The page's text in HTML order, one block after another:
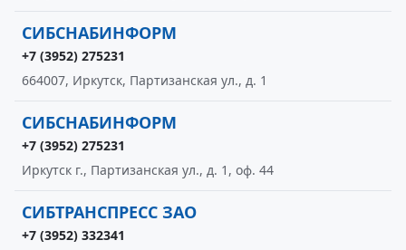
СИБСНАБИНФОРМ
+7 (3952) 275231
664007, Иркутск, Партизанская ул., д. 1
СИБСНАБИНФОРМ
+7 (3952) 275231
Иркутск г., Партизанская ул., д. 1, оф. 44
СИБТРАНСПРЕСС ЗАО
+7 (3952) 332341